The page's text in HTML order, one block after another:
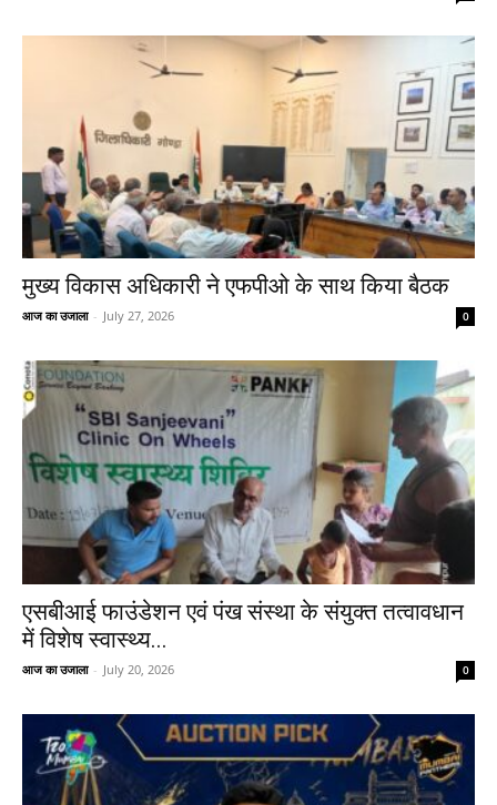
मुख्य विकास अधिकारी ने एफपीओ के साथ किया बैठक
आज का उजाला - July 27, 2026 0
एसबीआई फाउंडेशन एवं पंख संस्था के संयुक्त तत्वावधान
में विशेष स्वास्थ्य...
आज का उजाला - July 20, 2026 0